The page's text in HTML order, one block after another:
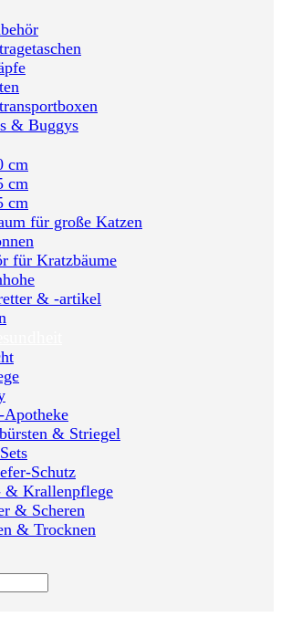
& Buggys
cm
cm
cm
für große Katzen
für Kratzbäume
& -artikel
Apotheke
& Striegel
Schutz
& Krallenpflege
& Scheren
& Trocknen